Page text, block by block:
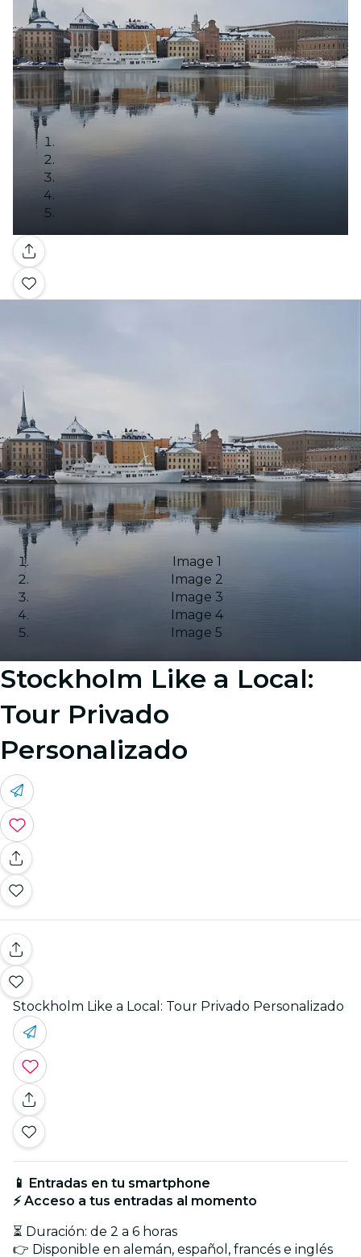
Galería
Image 1
Image 2
Image 3
Image 4
Image 5
Stockholm Like a Local:
Tour Privado
Personalizado
Stockholm Like a Local: Tour Privado Personalizado
📱 Entradas en tu smartphone
⚡ Acceso a tus entradas al momento
⏳ Duración: de 2 a 6 horas
👉 Disponible en alemán, español, francés e inglés